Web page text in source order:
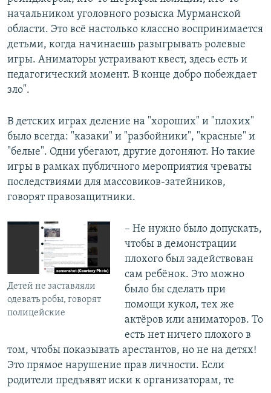
начальником уголовного розыска Мурманской
области. Это всё настолько классно воспринимается
детьми, когда начинаешь разыгрывать ролевые
игры. Аниматоры устраивают квест, здесь есть и
педагогический момент. В конце добро побеждает
зло".
В детских играх деление на "хороших" и "плохих"
было всегда: "казаки" и "разбойники", "красные" и
"белые". Одни убегают, другие догоняют. Но такие
игры в рамках публичного мероприятия чреваты
последствиями для массовиков-затейников,
говорят правозащитники.
Детей не заставляли
одевать робы, говорят
полицейские
– Не нужно было допускать,
чтобы в демонстрации
плохого был задействован
сам ребёнок. Это можно
было бы сделать при
помощи кукол, тех же
актёров или аниматоров. То
есть нет ничего плохого в
том, чтобы показывать арестантов, но не на детях!
Это прямое нарушение прав личности. Если
родители предъявят иски к организаторам, те